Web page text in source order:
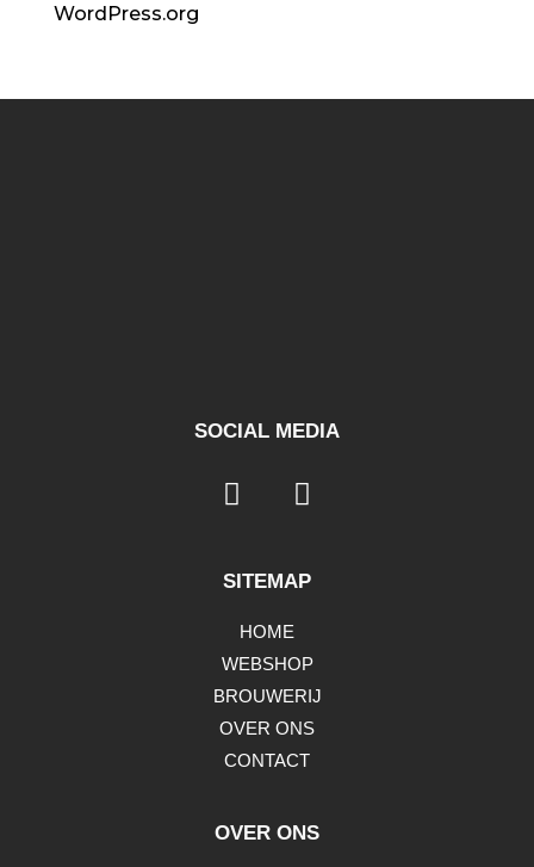
WordPress.org
SOCIAL MEDIA
SITEMAP
HOME
WEBSHOP
BROUWERIJ
OVER ONS
CONTACT
OVER ONS